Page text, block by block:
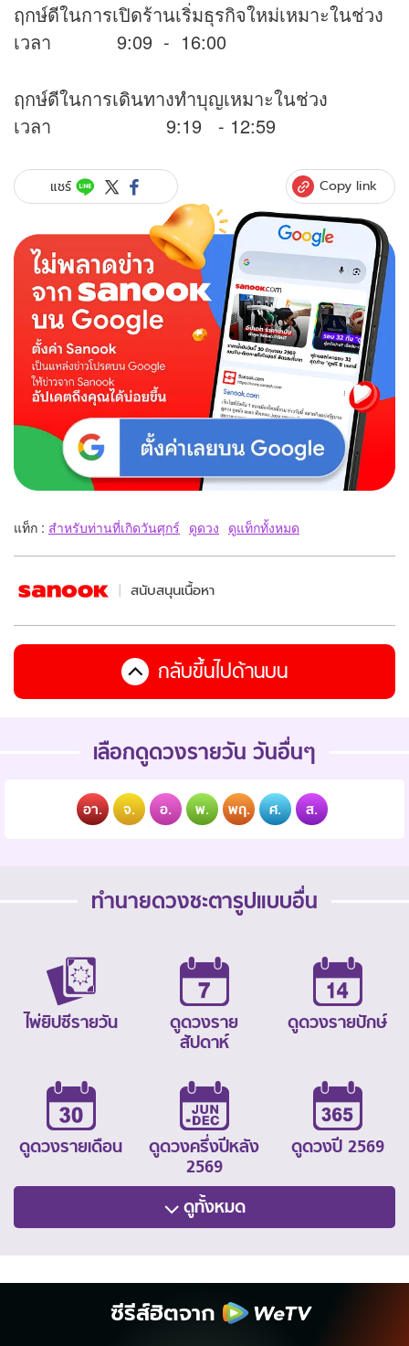
ฤกษ์ดีในการเปิดร้านเริ่มธุรกิจใหม่เหมาะในช่วง
เวลา 9:09 - 16:00
ฤกษ์ดีในการเดินทางทำบุญเหมาะในช่วง
เวลา 9:19 - 12:59
แชร์ Copy link
แท็ก : สำหรับท่านที่เกิดวันศุกร์ ดูดวง ดูแท็กทั้งหมด
สนับสนุนเนื้อหา
กลับขึ้นไปด้านบน
เลือกดูดวงรายวัน วันอื่นๆ
อา. จ. อ. พ. พฤ. ศ. ส.
ทำนายดวงชะตารูปแบบอื่น
ไพ่ยิปซีรายวัน
ดูดวงราย
สัปดาห์
ดูดวงรายปักษ์
ดูดวงรายเดือน
ดูดวงครึ่งปีหลัง
2569
ดูดวงปี 2569
ดูทั้งหมด
ซีรีส์ฮิตจาก